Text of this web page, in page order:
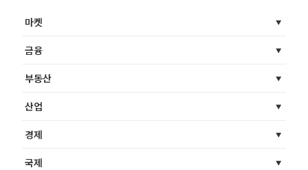
마켓
금융
부동산
산업
경제
국제